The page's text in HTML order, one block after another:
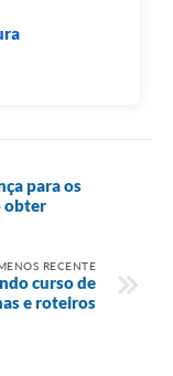
para os
obter
RECENTE
curso de
e roteiros